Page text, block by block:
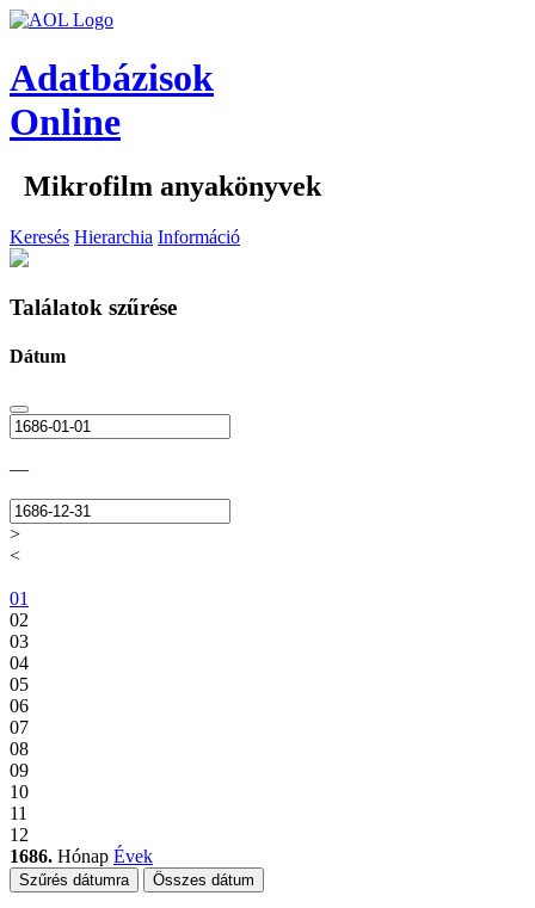
Adatbázisok
Online
Mikrofilm anyakönyvek
Keresés Hierarchia Információ
Találatok szűrése
Dátum
—
>
<
01
02
03
04
05
06
07
08
09
10
11
12
1686. Hónap Évek
Szűrés dátumra Összes dátum